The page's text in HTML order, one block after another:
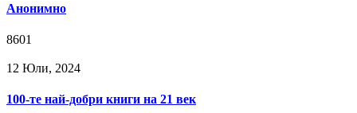
Анонимно
8601
12 Юли, 2024
100-те най-добри книги на 21 век